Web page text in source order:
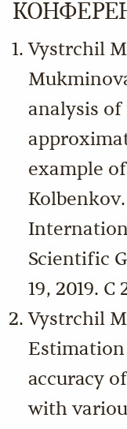
Vystrchil
analysis of
example
Scientific
19, 2019. С
Vystrchil
accuracy
with